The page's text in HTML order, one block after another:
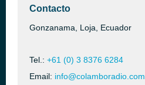
Contacto
Gonzanama, Loja, Ecuador
Tel.: +61 (0) 3 8376 6284
Email: info@colamboradio.com